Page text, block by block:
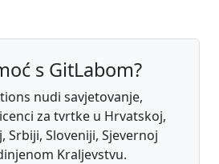
s GitLabom?
nudi savjetovanje,
za tvrtke u Hrvatskoj,
Srbiji, Sloveniji, Sjevernoj
Kraljevstvu.